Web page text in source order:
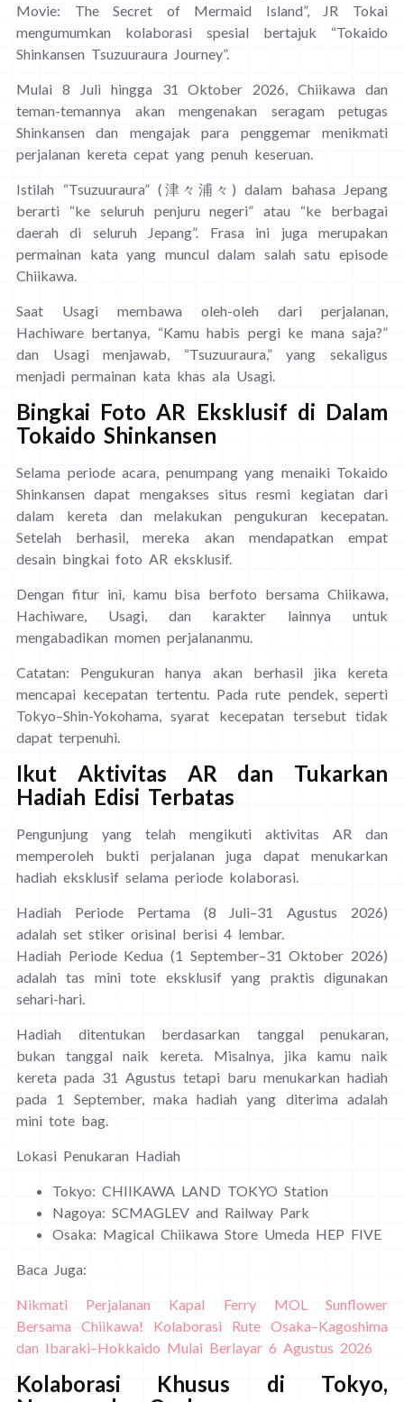
Movie: The Secret of Mermaid Island”, JR Tokai
mengumumkan kolaborasi spesial bertajuk “Tokaido
Shinkansen Tsuzuuraura Journey”.
Mulai 8 Juli hingga 31 Oktober 2026, Chiikawa dan
teman-temannya akan mengenakan seragam petugas
Shinkansen dan mengajak para penggemar menikmati
perjalanan kereta cepat yang penuh keseruan.
Istilah “Tsuzuuraura” (津々浦々) dalam bahasa Jepang
berarti “ke seluruh penjuru negeri” atau “ke berbagai
daerah di seluruh Jepang”. Frasa ini juga merupakan
permainan kata yang muncul dalam salah satu episode
Chiikawa.
Saat Usagi membawa oleh-oleh dari perjalanan,
Hachiware bertanya, “Kamu habis pergi ke mana saja?”
dan Usagi menjawab, “Tsuzuuraura,” yang sekaligus
menjadi permainan kata khas ala Usagi.
Bingkai Foto AR Eksklusif di Dalam
Tokaido Shinkansen
Selama periode acara, penumpang yang menaiki Tokaido
Shinkansen dapat mengakses situs resmi kegiatan dari
dalam kereta dan melakukan pengukuran kecepatan.
Setelah berhasil, mereka akan mendapatkan empat
desain bingkai foto AR eksklusif.
Dengan fitur ini, kamu bisa berfoto bersama Chiikawa,
Hachiware, Usagi, dan karakter lainnya untuk
mengabadikan momen perjalananmu.
Catatan: Pengukuran hanya akan berhasil jika kereta
mencapai kecepatan tertentu. Pada rute pendek, seperti
Tokyo–Shin-Yokohama, syarat kecepatan tersebut tidak
dapat terpenuhi.
Ikut Aktivitas AR dan Tukarkan
Hadiah Edisi Terbatas
Pengunjung yang telah mengikuti aktivitas AR dan
memperoleh bukti perjalanan juga dapat menukarkan
hadiah eksklusif selama periode kolaborasi.
Hadiah Periode Pertama (8 Juli–31 Agustus 2026)
adalah set stiker orisinal berisi 4 lembar.
Hadiah Periode Kedua (1 September–31 Oktober 2026)
adalah tas mini tote eksklusif yang praktis digunakan
sehari-hari.
Hadiah ditentukan berdasarkan tanggal penukaran,
bukan tanggal naik kereta. Misalnya, jika kamu naik
kereta pada 31 Agustus tetapi baru menukarkan hadiah
pada 1 September, maka hadiah yang diterima adalah
mini tote bag.
Lokasi Penukaran Hadiah
Tokyo: CHIIKAWA LAND TOKYO Station
Nagoya: SCMAGLEV and Railway Park
Osaka: Magical Chiikawa Store Umeda HEP FIVE
Baca Juga:
Nikmati Perjalanan Kapal Ferry MOL Sunflower
Bersama Chiikawa! Kolaborasi Rute Osaka–Kagoshima
dan Ibaraki–Hokkaido Mulai Berlayar 6 Agustus 2026
Kolaborasi Khusus di Tokyo,